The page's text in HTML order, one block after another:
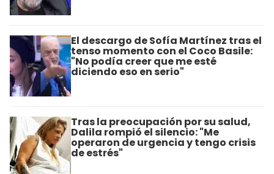
El descargo de Sofía Martínez tras el
tenso momento con el Coco Basile:
"No podía creer que me esté
diciendo eso en serio"
Tras la preocupación por su salud,
Dalila rompió el silencio: "Me
operaron de urgencia y tengo crisis
de estrés"